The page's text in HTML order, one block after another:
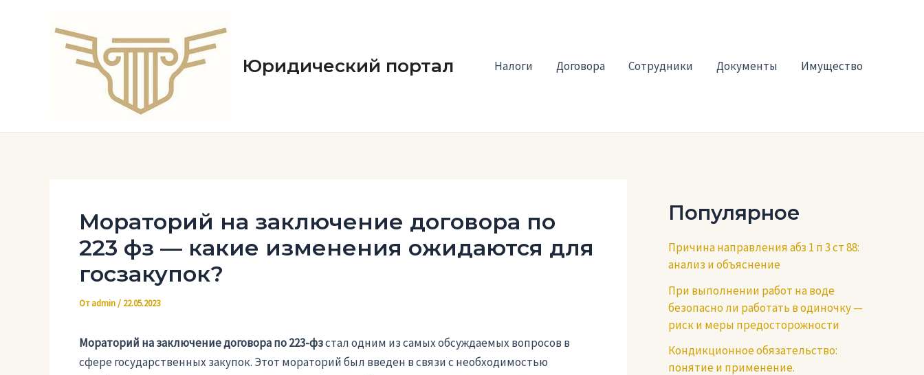
содержимому
Юридический портал Налоги Договора Сотрудники Документы Имущество
Мораторий на заключение договора по
223 фз — какие изменения ожидаются для
госзакупок?
Отadmin/ 22.05.2023
Мораторий на заключение договора по 223-фзстал одним из самых обсуждаемых вопросов в
сфере государственных закупок. Этот мораторий был введен в связи с необходимостью
Популярное
Причина направления абз 1 п 3 ст 88:
анализ и объяснение
При выполнении работ на воде
безопасно ли работать в одиночку —
риск и меры предосторожности
Кондикционное обязательство:
понятие и применение.